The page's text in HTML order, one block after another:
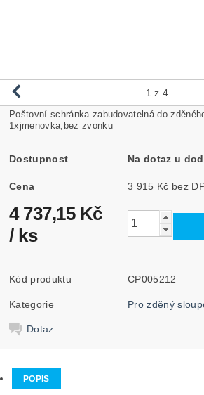
1 z 4
Poštovní schránka zabudovatelná do
1xjmenovka,bez zvonku
Dostupnost Na dotaz u
Cena 3 915 Kč bez
4 737,15 Kč
/ ks
Kód produktu CP005212
Kategorie Pro zděný
Dotaz
POPIS